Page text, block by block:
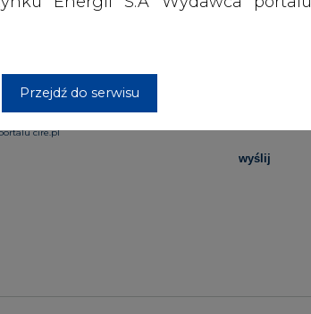
Przejdź do serwisu
cire.pl
wyślij